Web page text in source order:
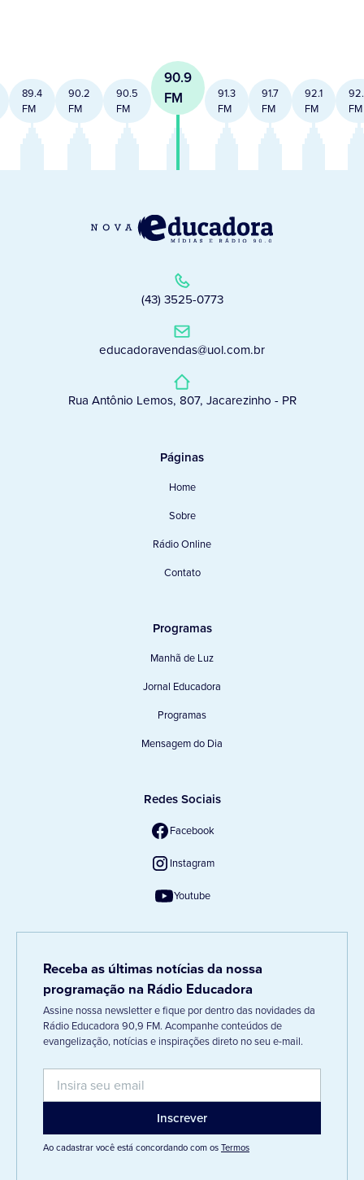
89.4
FM
90.2
FM
90.5
FM
90.9
FM
91.3
FM
91.7
FM
92.1
FM
FM
(43) 3525-0773
educadoravendas@uol.com.br
Rua Antônio Lemos, 807, Jacarezinho - PR
Páginas
Home
Sobre
Rádio Online
Contato
Programas
Manhã de Luz
Jornal Educadora
Programas
Mensagem do Dia
Redes Sociais
Facebook
Instagram
Youtube
Receba as últimas notícias da nossa
programação na Rádio Educadora
Assine nossa newsletter e fique por dentro das novidades da
Rádio Educadora 90,9 FM. Acompanhe conteúdos de
evangelização, notícias e inspirações direto no seu e-mail.
Ao cadastrar você está concordando com osTermos